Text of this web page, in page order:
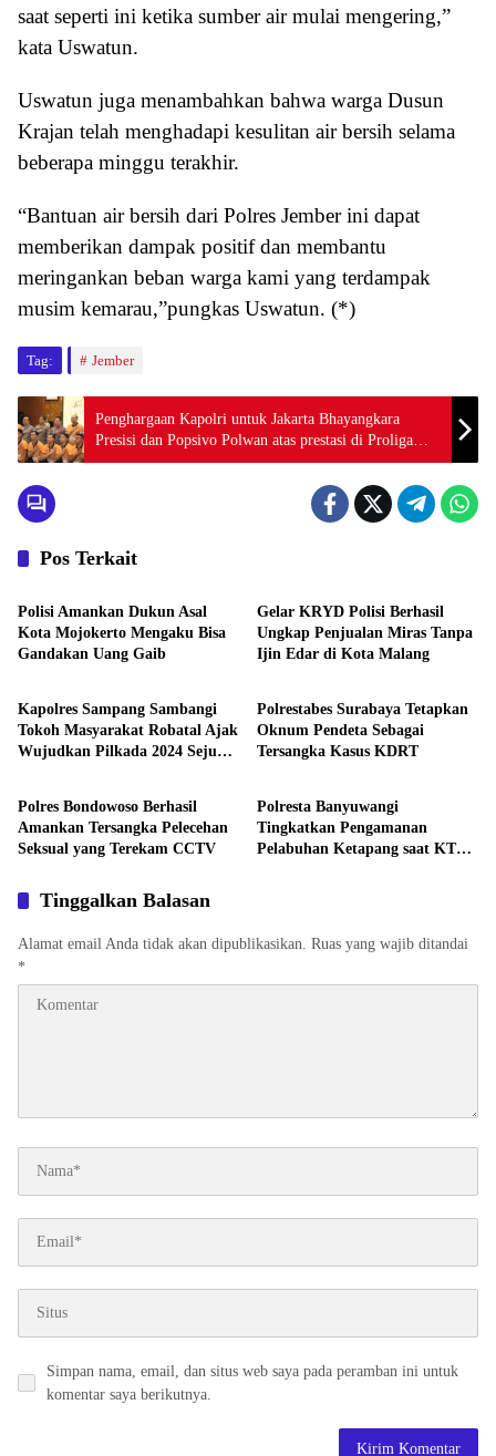
saat seperti ini ketika sumber air mulai mengering,”
kata Uswatun.
Uswatun juga menambahkan bahwa warga Dusun
Krajan telah menghadapi kesulitan air bersih selama
beberapa minggu terakhir.
“Bantuan air bersih dari Polres Jember ini dapat
memberikan dampak positif dan membantu
meringankan beban warga kami yang terdampak
musim kemarau,”pungkas Uswatun. (*)
Tag: Jember
Penghargaan Kapolri untuk Jakarta Bhayangkara
Presisi dan Popsivo Polwan atas prestasi di Proliga
2024
Pos Terkait
Lintas Polres
Polisi Amankan Dukun Asal
Kota Mojokerto Mengaku Bisa
Gandakan Uang Gaib
Gelar KRYD Polisi Berhasil
Ungkap Penjualan Miras Tanpa
Ijin Edar di Kota Malang
Lintas Polres
Kapolres Sampang Sambangi
Tokoh Masyarakat Robatal Ajak
Wujudkan Pilkada 2024 Sejuk
Lintas Polres
Polrestabes Surabaya Tetapkan
Oknum Pendeta Sebagai
Tersangka Kasus KDRT
Lintas Polres
Polres Bondowoso Berhasil
Amankan Tersangka Pelecehan
Seksual yang Terekam CCTV
Lintas Polres
Polresta Banyuwangi
Tingkatkan Pengamanan
Pelabuhan Ketapang saat KTT
Tinggalkan Balasan
Alamat email Anda tidak akan dipublikasikan. Ruas yang wajib ditandai
*
Simpan nama, email, dan situs web saya pada peramban ini untuk
komentar saya berikutnya.